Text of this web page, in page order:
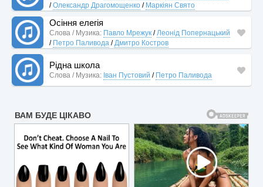
/Олександр Драгомощенко / Маркіян Свято
Осіння елегія
Слова / Музика: Павло Мрежук / Леонід Попернацький
/ Петро Паливода / Дмитро Костров
Рідна школа
Слова / Музика: Іван Пустовий / Петро Паливода